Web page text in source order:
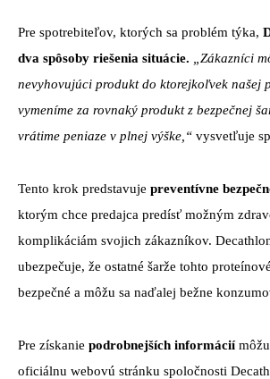
Pre spotrebiteľov, ktorých sa problém týka,
dva spôsoby riešenia situácie. „Zákazníci
nevyhovujúci produkt do ktorejkoľvek našej
vymeníme za rovnaký produkt z bezpečnej
vrátime peniaze v plnej výške,“ vysvetľuje
Tento krok predstavuje preventívne
ktorým chce predajca predísť možným
komplikáciám svojich zákazníkov.
ubezpečuje, že ostatné šarže tohto
bezpečné a môžu sa naďalej bežne
Pre získanie podrobnejších informácií
oficiálnu webovú stránku spoločnosti